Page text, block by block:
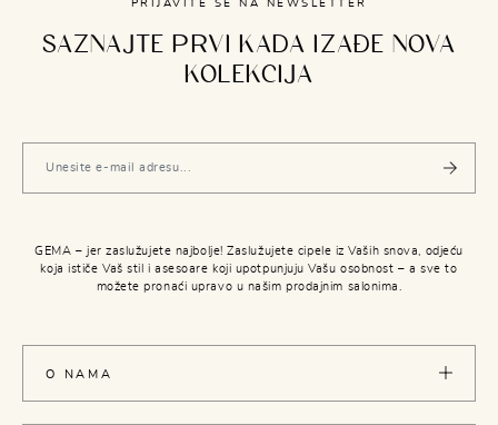
PRIJAVITE SE NA NEWSLETTER
SAZNAJTE PRVI KADA IZAĐE NOVA
KOLEKCIJA
GEMA – jer zaslužujete najbolje! Zaslužujete cipele iz Vaših snova, odjeću
koja ističe Vaš stil i asesoare koji upotpunjuju Vašu osobnost – a sve to
možete pronaći upravo u našim prodajnim salonima.
O NAMA